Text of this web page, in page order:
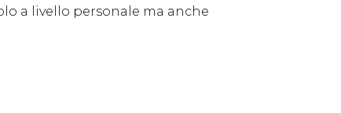
a livello personale ma anche